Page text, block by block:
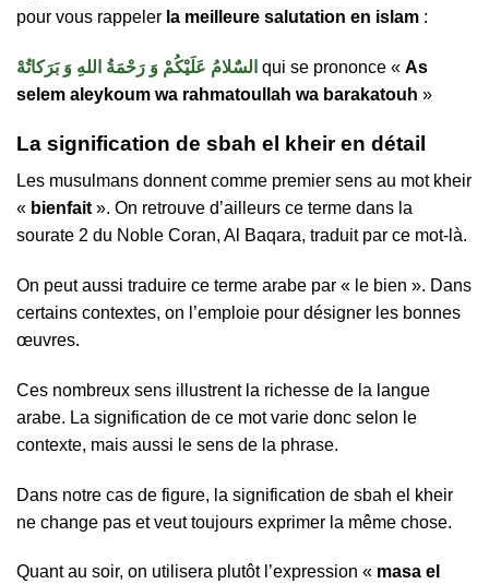
pour vous rappeler la meilleure salutation en islam :
السٌَلامُ عَلَيْكُمْ وَ رَحْمَةُ اللهِ وَ بَرَكاتُه qui se prononce « As
selem aleykoum wa rahmatoullah wa barakatouh »
La signification de sbah el kheir en détail
Les musulmans donnent comme premier sens au mot kheir
« bienfait ». On retrouve d’ailleurs ce terme dans la
sourate 2 du Noble Coran, Al Baqara, traduit par ce mot-là.
On peut aussi traduire ce terme arabe par « le bien ». Dans
certains contextes, on l’emploie pour désigner les bonnes
œuvres.
Ces nombreux sens illustrent la richesse de la langue
arabe. La signification de ce mot varie donc selon le
contexte, mais aussi le sens de la phrase.
Dans notre cas de figure, la signification de sbah el kheir
ne change pas et veut toujours exprimer la même chose.
Quant au soir, on utilisera plutôt l’expression « masa el